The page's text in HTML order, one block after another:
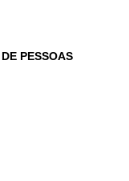
PESSOAS